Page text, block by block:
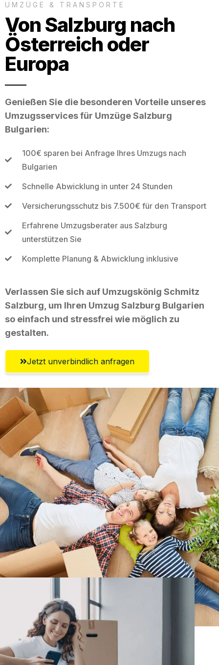
UMZÜGE & TRANSPORTE
Von Salzburg nach
Österreich oder
Europa
Genießen Sie die besonderen Vorteile unseres
Umzugsservices für Umzüge Salzburg
Bulgarien:
100€ sparen bei Anfrage Ihres Umzugs nach
Bulgarien
Schnelle Abwicklung in unter 24 Stunden
Versicherungsschutz bis 7.500€ für den Transport
Erfahrene Umzugsberater aus Salzburg
unterstützen Sie
Komplette Planung & Abwicklung inklusive
Verlassen Sie sich auf Umzugskönig Schmitz
Salzburg, um Ihren Umzug Salzburg Bulgarien
so einfach und stressfrei wie möglich zu
gestalten.
Jetzt unverbindlich anfragen